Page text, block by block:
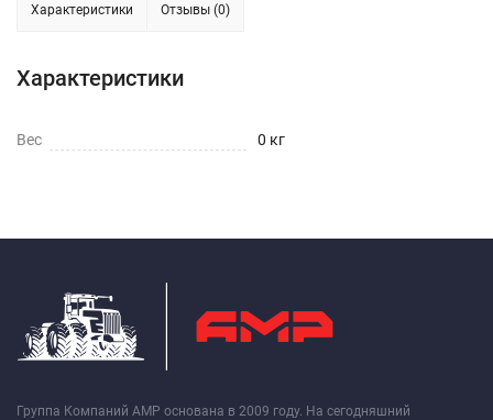
Характеристики Отзывы (0)
Характеристики
Вес 0 кг
Группа Компаний АМР основана в 2009 году. На сегодняшний